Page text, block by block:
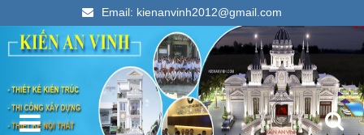
Email: kienanvinh2012@gmail.com
Kiến An Vinh
Thiết kế xây dựng nhà ống đẹp 2023